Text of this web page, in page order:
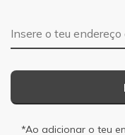
Endereço de e-mail
*Ao adicionar o teu